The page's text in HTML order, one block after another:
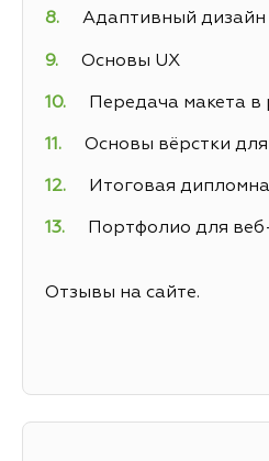
Адаптивный дизайн
Основы UX
Передача макета в
Основы вёрстки
Итоговая
Портфолио для
Отзывы на сайте.